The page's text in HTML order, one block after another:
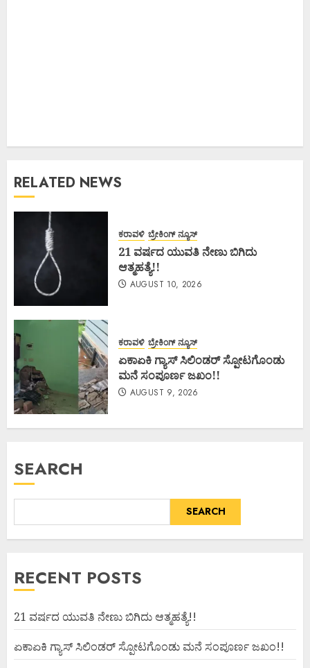
RELATED NEWS
ಕರಾವಳಿ ಬ್ರೇಕಿಂಗ್ ನ್ಯೂಸ್
21 ವರ್ಷದ ಯುವತಿ ನೇಣು ಬಿಗಿದು
ಆತ್ಮಹತ್ಯೆ!!
AUGUST 10, 2026
ಕರಾವಳಿ ಬ್ರೇಕಿಂಗ್ ನ್ಯೂಸ್
ಏಕಾಏಕಿ ಗ್ಯಾಸ್ ಸಿಲಿಂಡರ್ ಸ್ಪೋಟಗೊಂಡು
ಮನೆ ಸಂಪೂರ್ಣ ಜಖಂ!!
AUGUST 9, 2026
SEARCH
SEARCH
RECENT POSTS
21 ವರ್ಷದ ಯುವತಿ ನೇಣು ಬಿಗಿದು ಆತ್ಮಹತ್ಯೆ!!
ಏಕಾಏಕಿ ಗ್ಯಾಸ್ ಸಿಲಿಂಡರ್ ಸ್ಪೋಟಗೊಂಡು ಮನೆ ಸಂಪೂರ್ಣ ಜಖಂ!!